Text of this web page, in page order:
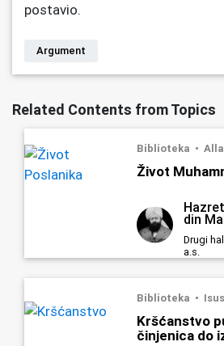
Related Contents from Topics
Biblioteka
Život
din
Drugi
a.s.
Biblioteka Isus
Kršćanstvo
činjenica do
postavio.
Argument